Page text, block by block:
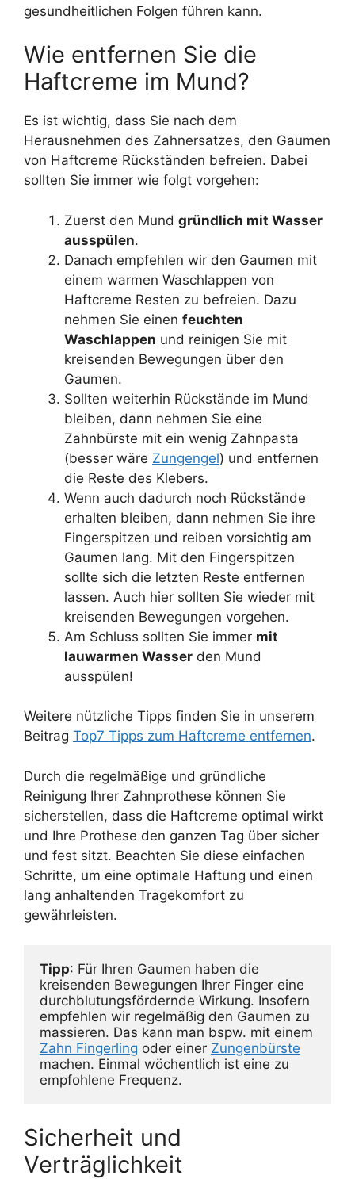
gesundheitlichen Folgen führen kann.
Wie entfernen Sie die
Haftcreme im Mund?
Es ist wichtig, dass Sie nach dem
Herausnehmen des Zahnersatzes, den Gaumen
von Haftcreme Rückständen befreien. Dabei
sollten Sie immer wie folgt vorgehen:
Zuerst den Mund gründlich mit Wasser
ausspülen.
Danach empfehlen wir den Gaumen mit
einem warmen Waschlappen von
Haftcreme Resten zu befreien. Dazu
nehmen Sie einen feuchten
Waschlappen und reinigen Sie mit
kreisenden Bewegungen über den
Gaumen.
Sollten weiterhin Rückstände im Mund
bleiben, dann nehmen Sie eine
Zahnbürste mit ein wenig Zahnpasta
(besser wäre Zungengel) und entfernen
die Reste des Klebers.
Wenn auch dadurch noch Rückstände
erhalten bleiben, dann nehmen Sie ihre
Fingerspitzen und reiben vorsichtig am
Gaumen lang. Mit den Fingerspitzen
sollte sich die letzten Reste entfernen
lassen. Auch hier sollten Sie wieder mit
kreisenden Bewegungen vorgehen.
Am Schluss sollten Sie immer mit
lauwarmen Wasser den Mund
ausspülen!
Weitere nützliche Tipps finden Sie in unserem
Beitrag Top7 Tipps zum Haftcreme entfernen.
Durch die regelmäßige und gründliche
Reinigung Ihrer Zahnprothese können Sie
sicherstellen, dass die Haftcreme optimal wirkt
und Ihre Prothese den ganzen Tag über sicher
und fest sitzt. Beachten Sie diese einfachen
Schritte, um eine optimale Haftung und einen
lang anhaltenden Tragekomfort zu
gewährleisten.
Tipp: Für Ihren Gaumen haben die
kreisenden Bewegungen Ihrer Finger eine
durchblutungsfördernde Wirkung. Insofern
empfehlen wir regelmäßig den Gaumen zu
Zahn Fingerling oder einer Zungenbürste
machen. Einmal wöchentlich ist eine zu
empfohlene Frequenz.
Sicherheit und
Verträglichkeit